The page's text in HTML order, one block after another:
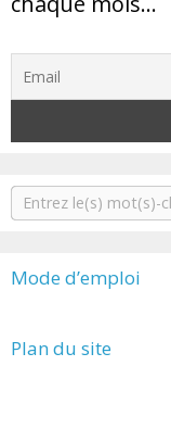
Mode d’emploi
Plan du site